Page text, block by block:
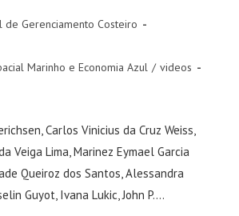
de Gerenciamento Costeiro
Marinho e Economia Azul / videos
Carlos Vinicius da Cruz Weiss,
Veiga Lima, Marinez Eymael Garcia
Queiroz dos Santos, Alessandra
Guyot, Ivana Lukic, John P.…